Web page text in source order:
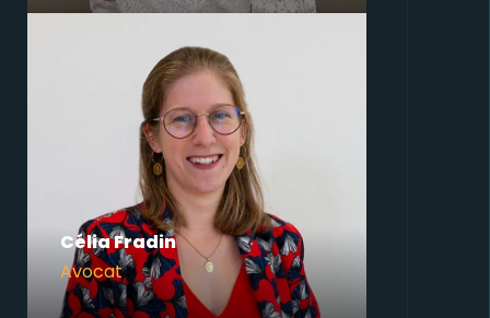
Célia Fradin
Avocat